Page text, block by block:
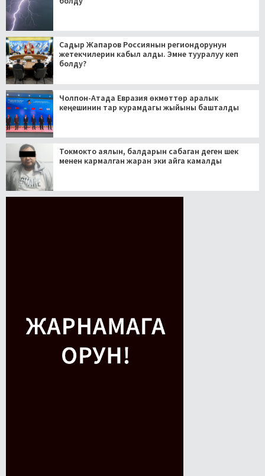
Садыр Жапаров Россиянын региондорунун
жетекчилерин кабыл алды. Эмне тууралуу кеп
болду?
Чолпон-Атада Евразия өкмөттөр аралык
кеңешинин тар курамдагы жыйыны башталды
Токмокто аялын, балдарын сабаган деген шек
менен кармалган жаран эки айга камалды